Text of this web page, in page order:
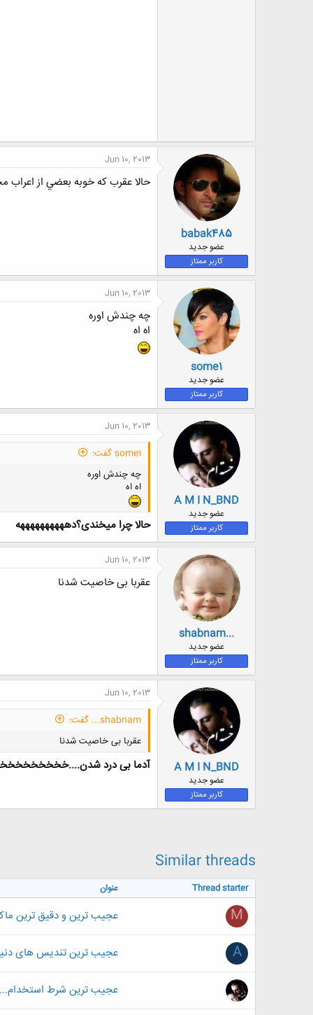
babak485
عضو جدید
کاربر ممتاز
Jun 10, 2013
حالا عقرب كه خوبه بعضي از
some1
عضو جدید
کاربر ممتاز
Jun 10, 2013
چه چندش اوره
اه اه
A M I N_BND
عضو جدید
کاربر ممتاز
Jun 10, 2013
some1 گفت:
چه چندش اوره
اه اه
حالا چرا میخندی؟دههههههههههه
shabnam...
عضو جدید
کاربر ممتاز
Jun 10, 2013
عقربا بی خاصیت شدنا
A M I N_BND
عضو جدید
کاربر ممتاز
Jun 10, 2013
shabnam... گفت:
عقربا بی خاصیت شدنا
آدما بی درد
Similar threads
Thread starter عنوان
M عجیب ترین و دقیق ترین
A عجیب ترین تندیس های
عجیب ترین شرط